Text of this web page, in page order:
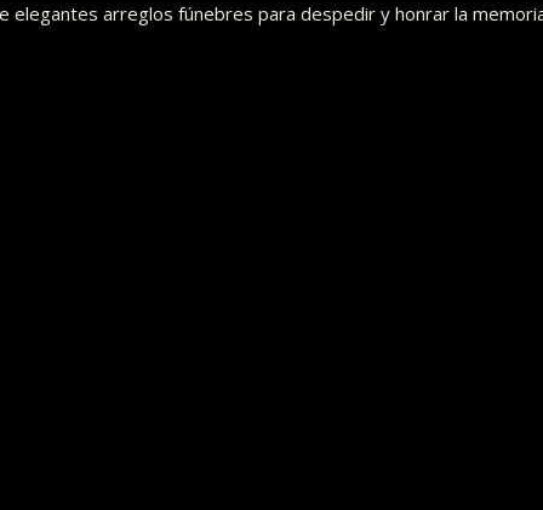
elegantes arreglos fúnebres para despedir y honrar la